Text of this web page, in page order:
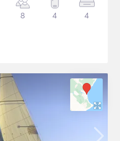
8 4 4